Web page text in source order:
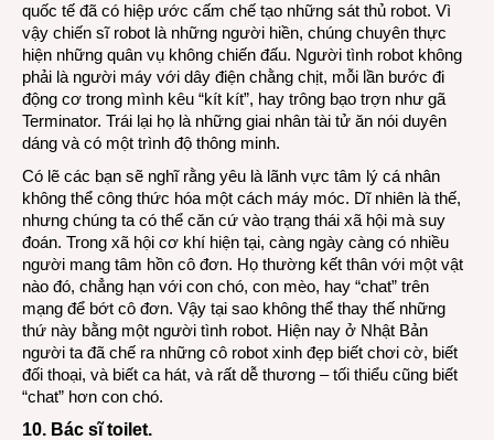
quốc tế đã có hiệp ước cấm chế tạo những sát thủ robot. Vì
vậy chiến sĩ robot là những người hiền, chúng chuyên thực
hiện những quân vụ không chiến đấu. Người tình robot không
phải là người máy với dây điện chằng chịt, mỗi lần bước đi
động cơ trong mình kêu “kít kít”, hay trông bạo trợn như gã
Terminator. Trái lại họ là những giai nhân tài tử ăn nói duyên
dáng và có một trình độ thông minh.
Có lẽ các bạn sẽ nghĩ rằng yêu là lãnh vực tâm lý cá nhân
không thể công thức hóa một cách máy móc. Dĩ nhiên là thế,
nhưng chúng ta có thể căn cứ vào trạng thái xã hội mà suy
đoán. Trong xã hội cơ khí hiện tại, càng ngày càng có nhiều
người mang tâm hồn cô đơn. Họ thường kết thân với một vật
nào đó, chẳng hạn với con chó, con mèo, hay “chat” trên
mạng để bớt cô đơn. Vậy tại sao không thể thay thế những
thứ này bằng một người tình robot. Hiện nay ở Nhật Bản
người ta đã chế ra những cô robot xinh đẹp biết chơi cờ, biết
đối thoại, và biết ca hát, và rất dễ thương – tối thiểu cũng biết
“chat” hơn con chó.
10. Bác sĩ toilet.